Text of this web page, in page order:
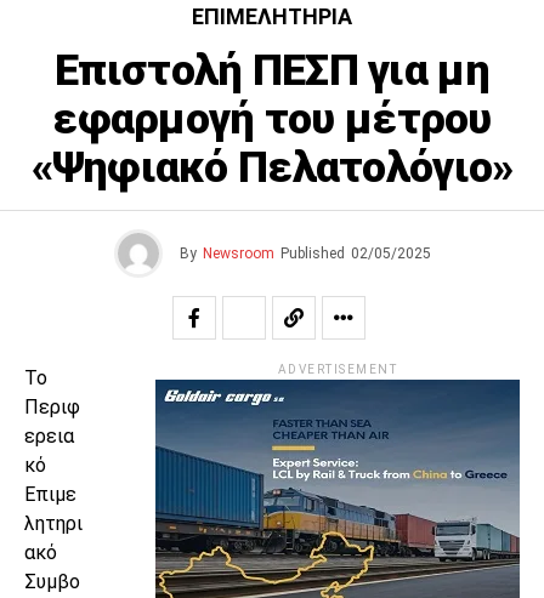
ΕΠΙΜΕΛΗΤΉΡΙΑ
Επιστολή ΠΕΣΠ για μη
εφαρμογή του μέτρου
«Ψηφιακό Πελατολόγιο»
By Newsroom Published 02/05/2025
Το
Περιφ
ερεια
κό
Επιμε
λητηρι
ακό
Συμβο
ADVERTISEMENT